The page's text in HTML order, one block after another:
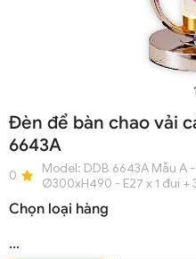
Đèn để bàn chao vải
6643A
0 Model: DDB 6643A Mẫu A
Ø300xH490 - E27 x 1 đui +
Chọn loại hàng
...